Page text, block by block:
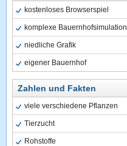
kostenloses Browserspiel
komplexe Bauernhofsimulation
niedliche Grafik
eigener Bauernhof
Zahlen und Fakten
viele verschiedene Pflanzen
Tierzucht
Rohstoffe